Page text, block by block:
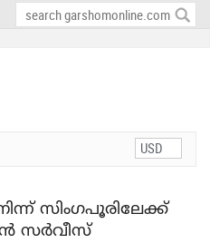
സിംഗപൂരിലേക്ക്
സര്‍വീസ്